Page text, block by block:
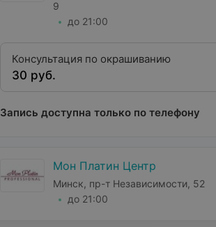
9
до 21:00
Консультация по окрашиванию
30 руб.
Запись доступна только по телефону
Мон Платин Центр
Минск, пр-т Независимости, 52
до 21:00